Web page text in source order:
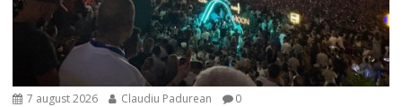
7 august 2026 Claudiu Padurean 0